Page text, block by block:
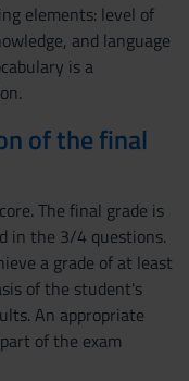
elements: level of
and language
is a
of the final
The final grade is
in the 3/4 questions.
a grade of at least
of the student's
An appropriate
of the exam